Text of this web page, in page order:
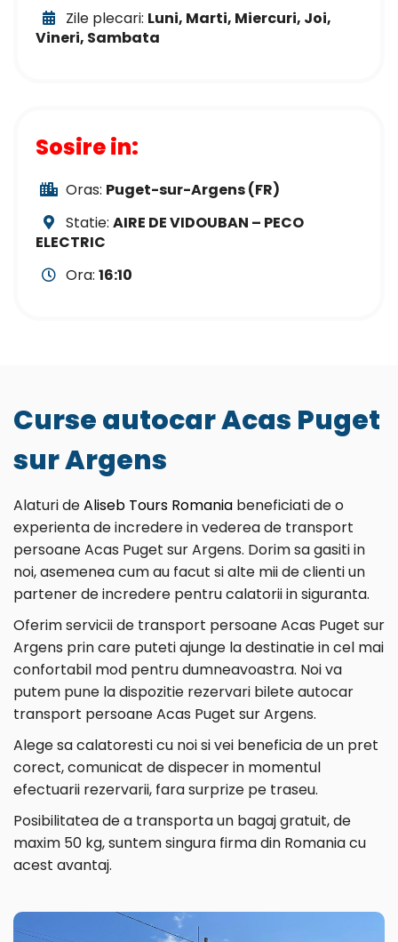
Zile plecari: Luni, Marti, Miercuri, Joi,
Vineri, Sambata
Sosire in:
Oras: Puget-sur-Argens (FR)
Statie: AIRE DE VIDOUBAN – PECO
ELECTRIC
Ora: 16:10
Curse autocar Acas Puget
sur Argens
Alaturi deAliseb Tours Romania beneficiati de o
experienta de incredere in vederea de transport
persoane Acas Puget sur Argens. Dorim sa gasiti in
noi, asemenea cum au facut si alte mii de clienti un
partener de incredere pentru calatorii in siguranta.
Oferim servicii de transport persoane Acas Puget sur
Argens prin care puteti ajunge la destinatie in cel mai
confortabil mod pentru dumneavoastra. Noi va
putem pune la dispozitie rezervari bilete autocar
transport persoane Acas Puget sur Argens.
Alege sa calatoresti cu noi si vei beneficia de un pret
corect, comunicat de dispecer in momentul
efectuarii rezervarii, fara surprize pe traseu.
Posibilitatea de a transporta un bagaj gratuit, de
maxim 50 kg, suntem singura firma din Romania cu
acest avantaj.